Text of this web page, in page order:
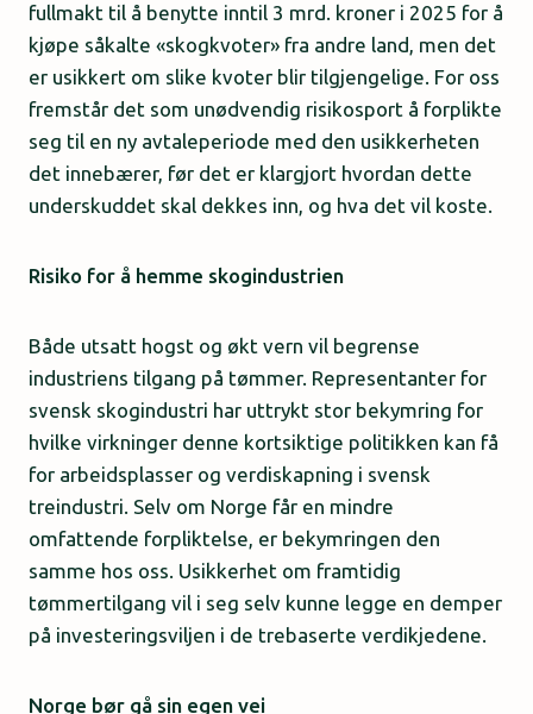
fullmakt til å benytte inntil 3 mrd. kroner i 2025 for å
kjøpe såkalte «skogkvoter» fra andre land, men det
er usikkert om slike kvoter blir tilgjengelige. For oss
fremstår det som unødvendig risikosport å forplikte
seg til en ny avtaleperiode med den usikkerheten
det innebærer, før det er klargjort hvordan dette
underskuddet skal dekkes inn, og hva det vil koste.
Risiko for å hemme skogindustrien
Både utsatt hogst og økt vern vil begrense
industriens tilgang på tømmer. Representanter for
svensk skogindustri har uttrykt stor bekymring for
hvilke virkninger denne kortsiktige politikken kan få
for arbeidsplasser og verdiskapning i svensk
treindustri. Selv om Norge får en mindre
omfattende forpliktelse, er bekymringen den
samme hos oss. Usikkerhet om framtidig
tømmertilgang vil i seg selv kunne legge en demper
på investeringsviljen i de trebaserte verdikjedene.
Norge bør gå sin egen vei